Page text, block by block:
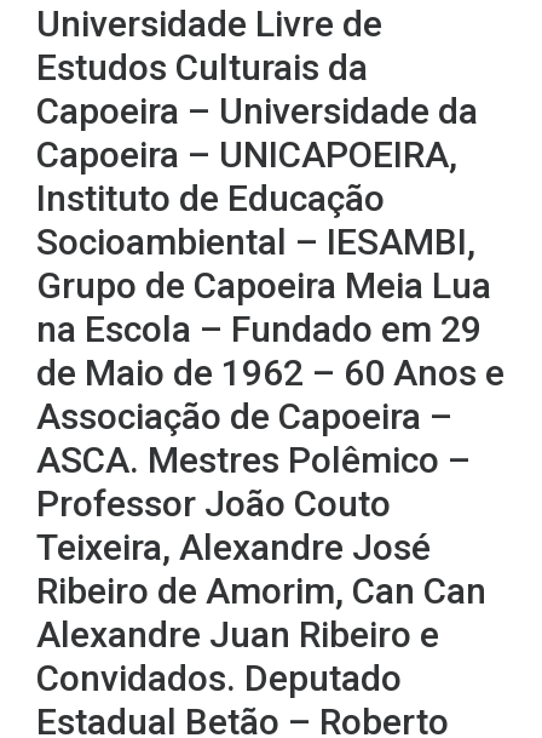
Universidade Livre de
Estudos Culturais da
Capoeira – Universidade da
Capoeira – UNICAPOEIRA,
Instituto de Educação
Socioambiental – IESAMBI,
Grupo de Capoeira Meia Lua
na Escola – Fundado em 29
de Maio de 1962 – 60 Anos e
Associação de Capoeira –
ASCA. Mestres Polêmico –
Professor João Couto
Teixeira, Alexandre José
Ribeiro de Amorim, Can Can
Alexandre Juan Ribeiro e
Convidados. Deputado
Estadual Betão – Roberto